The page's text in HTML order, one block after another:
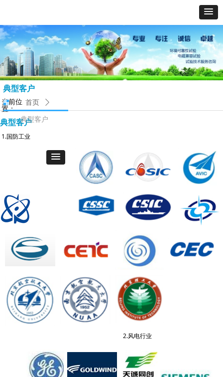
典型客户
当前位
置：
1.国防工业
2.风电行业
首页 ꄲ
典型客户
典型客户